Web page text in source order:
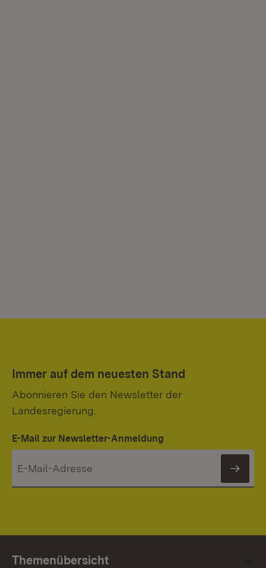
Immer auf dem neuesten Stand
Abonnieren Sie den Newsletter der
Landesregierung.
E-Mail zur Newsletter-Anmeldung
Themenübersicht